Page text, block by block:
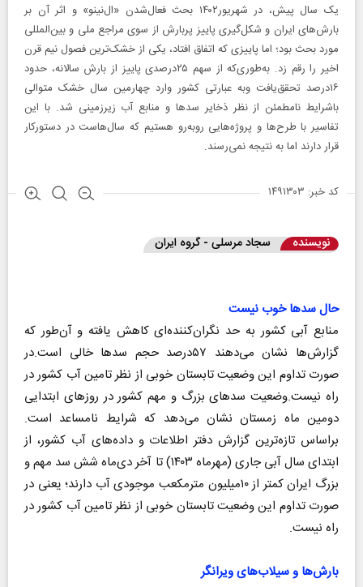
یک سال پیش، در شهریور۱۴۰۲ بحث فعال‌شدن «ال‌نینو» و اثر آن بر
بارش‌های ایران و شکل‌گیری پاییز پربارش از سوی مراجع ملی و بین‌المللی
مورد بحث بود؛ اما پاییزی که اتفاق افتاد، یکی از خشک‌ترین فصول نیم قرن
اخیر را رقم زد. به‌طوری‌که از سهم ۲۵‌درصدی پاییز از بارش سالانه، حدود
۱۶‌درصد تحقق‌یافت وبه عبارتی کشور وارد چهارمین سال خشک متوالی
باشرایط نامطمئن از نظر ذخایر سد‌ها و منابع آب زیرزمینی شد. با این
تفاسیر با طرح‌ها و پروژه‌هایی روبه‌رو هستیم که سال‌هاست در دستورکار
قرار دارند اما به نتیجه نمی‌رسند.
کد خبر: ۱۴۹۱۳۰۳
نویسنده سجاد مرسلی - گروه ایران
حال سدها خوب نیست
منابع آبی کشور به حد نگران‌کننده‌ای کاهش یافته و آن‌طور که
گزارش‌ها نشان می‌دهند ۵۷درصد حجم سدها خالی است.در
صورت تداوم این وضعیت تابستان خوبی از نظر تامین آب کشور در
راه نیست.وضعیت سدهای بزرگ و مهم کشور در روزهای ابتدایی
دومین ماه زمستان نشان می‌دهد که شرایط نامساعد است.
براساس تازه‌ترین گزارش دفتر اطلاعات و داده‌های آب کشور، از
ابتدای سال آبی جاری (مهرماه ۱۴۰۳) تا آخر دی‌ماه شش سد مهم و
بزرگ ایران کمتر از ۱۰میلیون مترمکعب موجودی آب دارند؛ یعنی در
صورت تداوم این وضعیت تابستان خوبی از نظر تامین آب کشور در
راه نیست.
بارش‌ها و سیلاب‌های ویرانگر